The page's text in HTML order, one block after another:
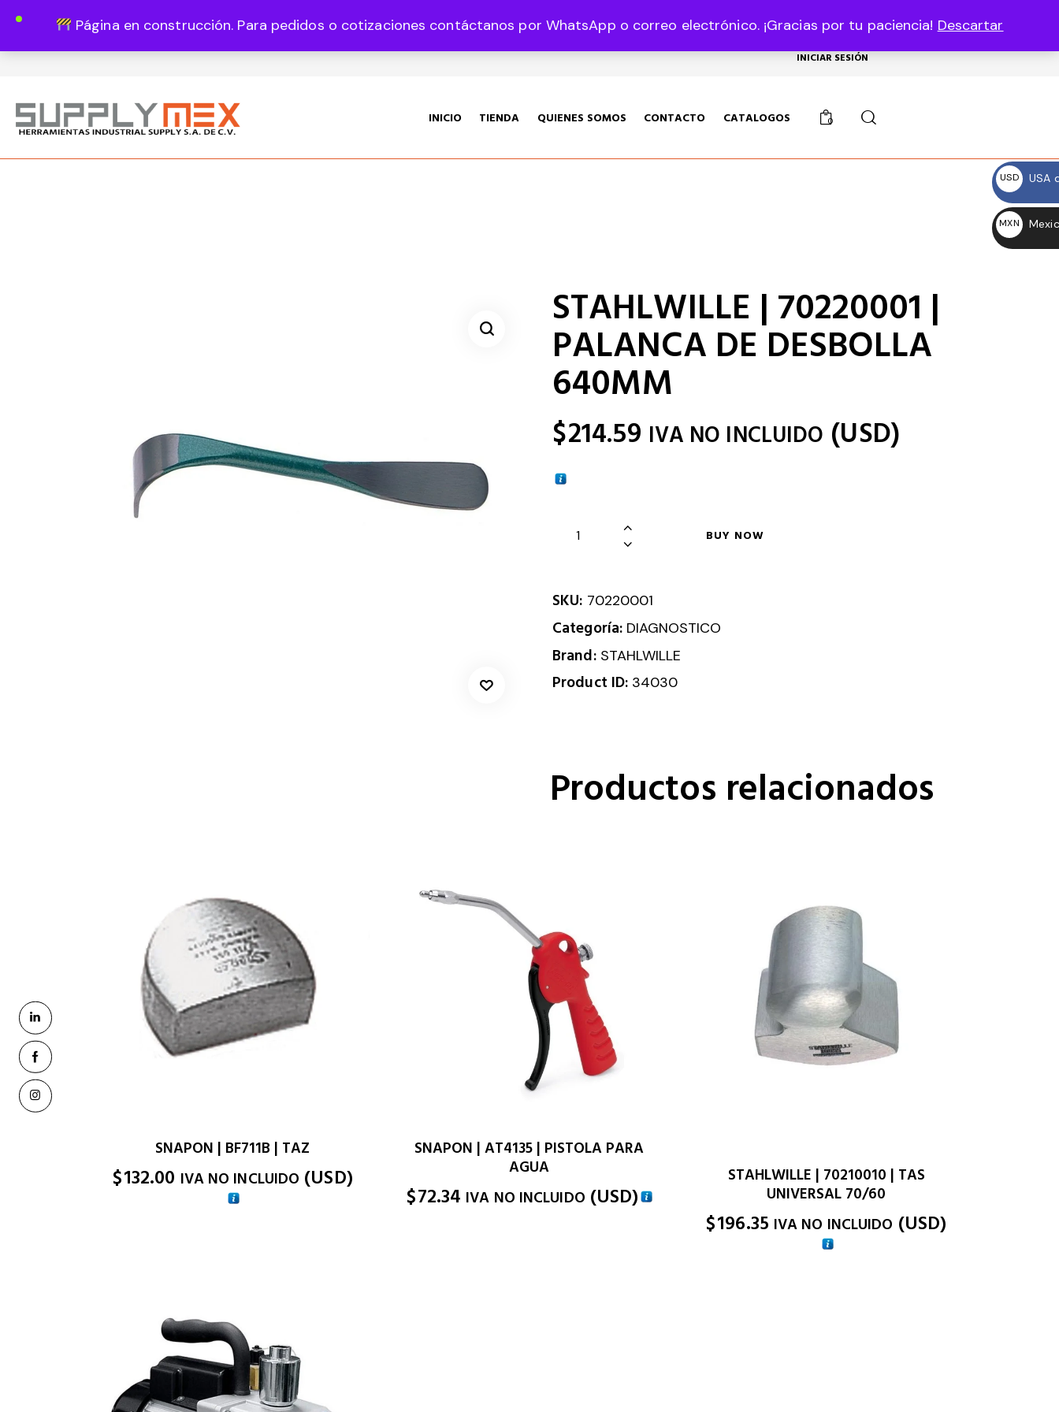
Página en construcción. Para pedidos o cotizaciones contáctanos por WhatsApp o correo electrónico. ¡Gracias por tu paciencia! Descartar
USD, $
INICIAR SESIÓN
INICIO TIENDA QUIENES SOMOS CONTACTO CATALOGOS 0
STAHLWILLE | 70220001 |
PALANCA DE DESBOLLA
640MM
$214.59 IVA NO INCLUIDO (USD)
BUY NOW
SKU: 70220001
Categoría: DIAGNOSTICO
Brand: STAHLWILLE
Product ID: 34030
Productos relacionados
SNAPON | BF711B | TAZ
$132.00 IVA NO INCLUIDO (USD)
SNAPON | AT4135 | PISTOLA PARA
AGUA
$72.34 IVA NO INCLUIDO (USD)
STAHLWILLE | 70210010 | TAS
UNIVERSAL 70/60
$196.35 IVA NO INCLUIDO (USD)
USD
USA
MXN